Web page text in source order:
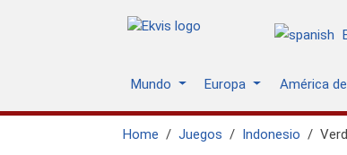
Mundo Europa América
Home Juegos Indonesio